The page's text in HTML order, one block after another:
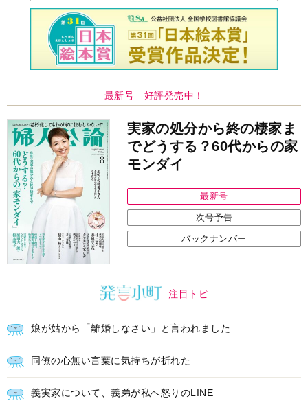
最新号 好評発売中！
実家の処分から終の棲家ま
でどうする？60代からの家
モンダイ
最新号
次号予告
バックナンバー
注目トピ
娘が姑から「離婚しなさい」と言われました
同僚の心無い言葉に気持ちが折れた
義実家について、義弟が私へ怒りのLINE